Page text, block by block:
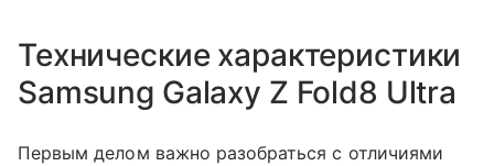
Технические характеристики
Samsung Galaxy Z Fold8 Ultra
Первым делом важно разобраться с отличиями